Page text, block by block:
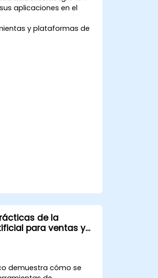
aplicaciones en el
y plataformas de
de la
para ventas y
demuestra cómo se